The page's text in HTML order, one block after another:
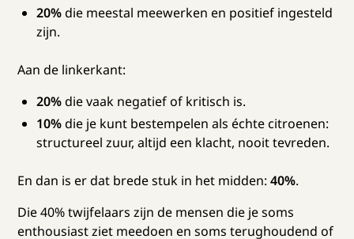
20%die meestal meewerken en positief ingesteld
zijn.
Aan de linkerkant:
20%die vaak negatief of kritisch is.
10%die je kunt bestempelen als échte citroenen:
structureel zuur, altijd een klacht, nooit tevreden.
En dan is er dat brede stuk in het midden:40%.
Die 40% twijfelaars zijn de mensen die je soms
enthousiast ziet meedoen en soms terughoudend of